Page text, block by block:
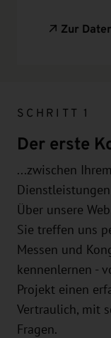
Zur
SCHRITT 1
Der erste
...zwischen
Über unsere
Sie treffen uns
Messen und
kennenlernen -
Projekt einen
Vertraulich, mit
Fragen.